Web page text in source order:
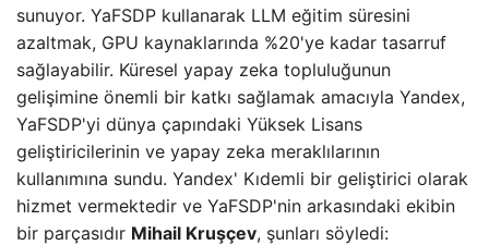
sunuyor. YaFSDP kullanarak LLM eğitim süresini
azaltmak, GPU kaynaklarında %20'ye kadar tasarruf
sağlayabilir. Küresel yapay zeka topluluğunun
gelişimine önemli bir katkı sağlamak amacıyla Yandex,
YaFSDP'yi dünya çapındaki Yüksek Lisans
geliştiricilerinin ve yapay zeka meraklılarının
kullanımına sundu. Yandex' Kıdemli bir geliştirici olarak
hizmet vermektedir ve YaFSDP'nin arkasındaki ekibin
bir parçasıdır Mihail Kruşçev, şunları söyledi: